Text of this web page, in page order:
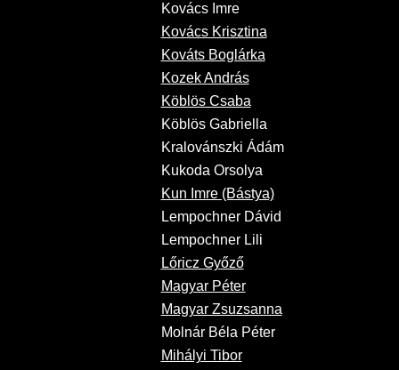
Kovács Imre
Kovács Krisztina
Kováts Boglárka
Kozek András
Köblös Csaba
Köblös Gabriella
Kralovánszki Ádám
Kukoda Orsolya
Kun Imre (Bástya)
Lempochner Dávid
Lempochner Lili
Lőricz Győző
Magyar Péter
Magyar Zsuzsanna
Molnár Béla Péter
Mihályi Tibor